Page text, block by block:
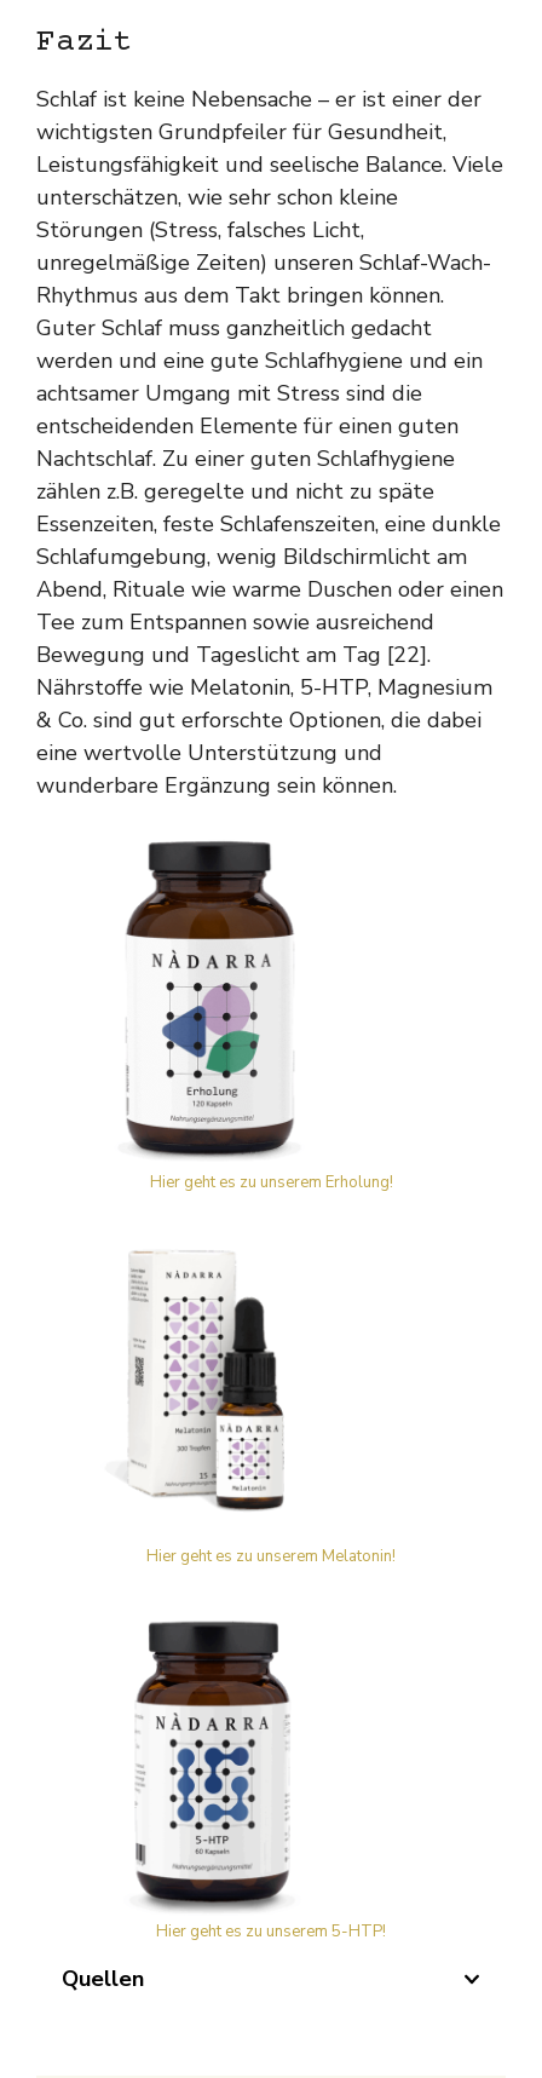
Fazit
Schlaf ist keine Nebensache – er ist einer der
wichtigsten Grundpfeiler für Gesundheit,
Leistungsfähigkeit und seelische Balance. Viele
unterschätzen, wie sehr schon kleine
Störungen (Stress, falsches Licht,
unregelmäßige Zeiten) unseren Schlaf-Wach-
Rhythmus aus dem Takt bringen können.
Guter Schlaf muss ganzheitlich gedacht
werden und eine gute Schlafhygiene und ein
achtsamer Umgang mit Stress sind die
entscheidenden Elemente für einen guten
Nachtschlaf. Zu einer guten Schlafhygiene
zählen z.B. geregelte und nicht zu späte
Essenzeiten, feste Schlafenszeiten, eine dunkle
Schlafumgebung, wenig Bildschirmlicht am
Abend, Rituale wie warme Duschen oder einen
Tee zum Entspannen sowie ausreichend
Bewegung und Tageslicht am Tag [22].
Nährstoffe wie Melatonin, 5-HTP, Magnesium
& Co. sind gut erforschte Optionen, die dabei
eine wertvolle Unterstützung und
wunderbare Ergänzung sein können.
Hier geht es zu unserem Erholung!
Hier geht es zu unserem Melatonin!
Hier geht es zu unserem 5-HTP!
Quellen